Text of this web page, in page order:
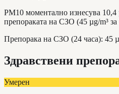
PM10 моментално изнесува 10,4
препораката на СЗО (45 µg/m³ за
Препорака на СЗО (24 часа): 45
Здравствени
Умерен